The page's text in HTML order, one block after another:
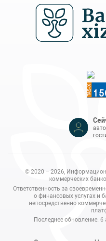
© 2020 – 2026,
коммерческих
Ответственность за
о финансовых услугах и
непосредственно
Последнее обновление: 6